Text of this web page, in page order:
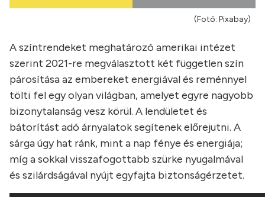
(Fotó: Pixabay)
A színtrendeket meghatározó amerikai intézet
szerint 2021-re megválasztott két független szín
párosítása az embereket energiával és reménnyel
tölti fel egy olyan világban, amelyet egyre nagyobb
bizonytalanság vesz körül. A lendületet és
bátorítást adó árnyalatok segítenek előrejutni. A
sárga úgy hat ránk, mint a nap fénye és energiája;
míg a sokkal visszafogottabb szürke nyugalmával
és szilárdságával nyújt egyfajta biztonságérzetet.